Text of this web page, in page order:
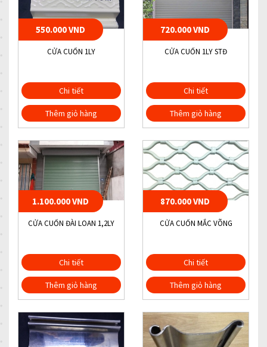
550.000 VND
CỬA CUỐN 1LY
Chi tiết
Thêm giỏ hàng
720.000 VND
CỬA CUỐN 1LY STĐ
Chi tiết
Thêm giỏ hàng
1.100.000 VND
CỬA CUỐN ĐÀI LOAN 1,2LY
Chi tiết
Thêm giỏ hàng
870.000 VND
CỬA CUỐN MẮC VÕNG
Chi tiết
Thêm giỏ hàng